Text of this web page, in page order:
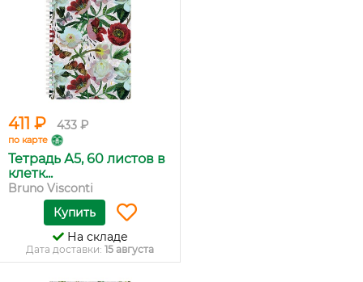
411 ₽ 433 ₽
по карте
Тетрадь А5, 60 листов в
клетк...
Bruno Visconti
Купить
На складе
Дата доставки: 15 августа